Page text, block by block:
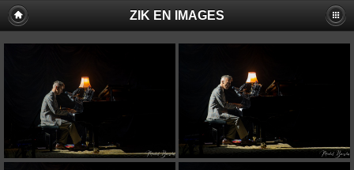
ZIK EN IMAGES